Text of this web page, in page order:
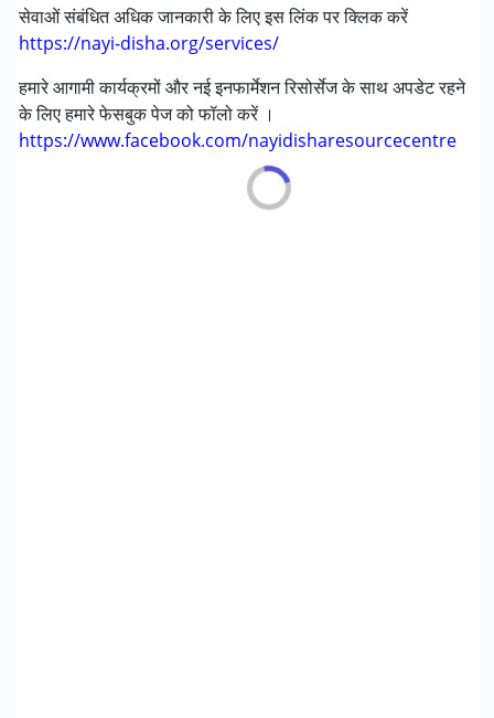
सेवाओं संबंधित अधिक जानकारी के लिए इस लिंक पर क्लिक करें
https://nayi-disha.org/services/
हमारे आगामी कार्यक्रमों और नई इनफार्मेशन रिसोर्सेज के साथ अपडेट रहने
के लिए हमारे फेसबुक पेज को फॉलो करें ।
https://www.facebook.com/nayidisharesourcecentre